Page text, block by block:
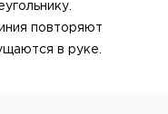
повторяют
в руке.